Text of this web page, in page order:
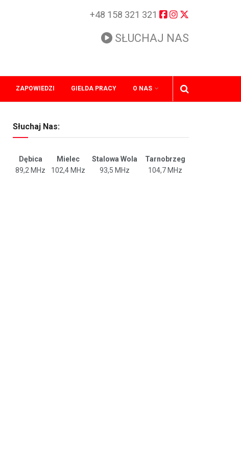
+48 158 321 321
SŁUCHAJ NAS
ZAPOWIEDZI GIEŁDA PRACY O NAS
Słuchaj Nas:
Dębica Mielec Stalowa Wola
Tarnobrzeg
89,2 MHz
102,4 MHz 93,5 MHz 104,7 MHz